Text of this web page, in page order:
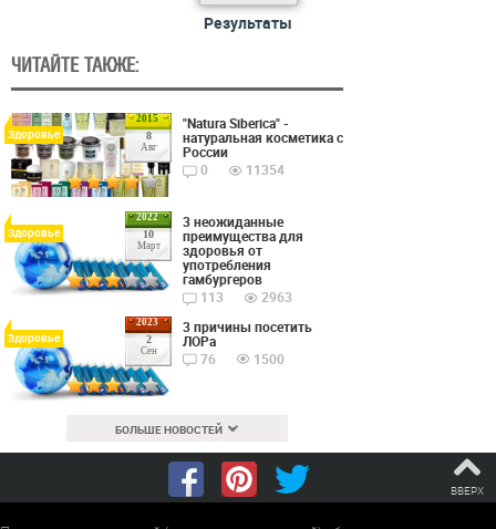
Результаты
ЧИТАЙТЕ ТАКЖЕ:
2015
8
Авг
Здоровье
"Natura Siberica" -
натуральная косметика с
России
0
11354
2022
10
Март
Здоровье
3 неожиданные
преимущества для
здоровья от
употребления
гамбургеров
113
2963
2023
2
Сен
Здоровье
3 причины посетить
ЛОРа
76
1500
БОЛЬШЕ НОВОСТЕЙ
ВВЕРХ